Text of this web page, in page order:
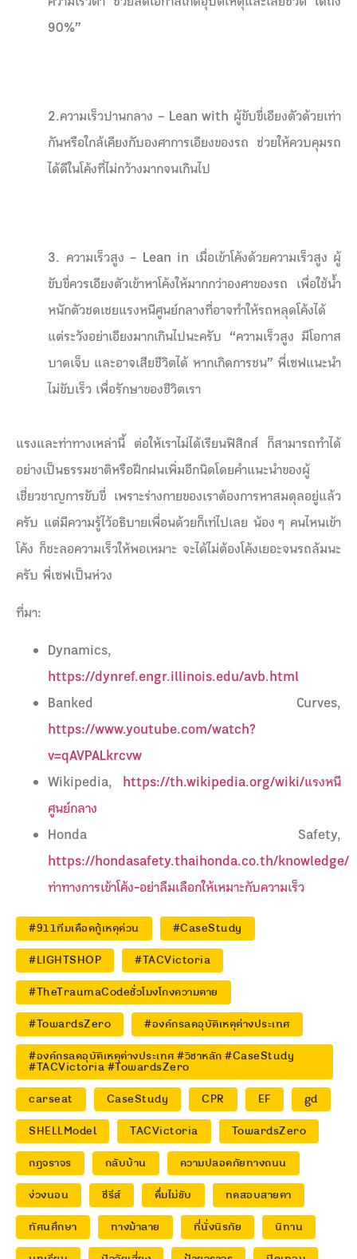
90%”
2.ความเร็วปานกลาง – Lean with ผู้ขับขี่เอียงตัวด้วยเท่า
กันหรือใกล้เคียงกับองศาการเอียงของรถ ช่วยให้ควบคุมรถ
ได้ดีในโค้งที่ไม่กว้างมากจนเกินไป
3. ความเร็วสูง – Lean in เมื่อเข้าโค้งด้วยความเร็วสูง ผู้
ขับขี่ควรเอียงตัวเข้าหาโค้งให้มากกว่าองศาของรถ เพื่อใช้น้ำ
หนักตัวชดเชยแรงหนีศูนย์กลางที่อาจทำให้รถหลุดโค้งได้
แต่ระวังอย่าเอียงมากเกินไปนะครับ “ความเร็วสูง มีโอกาส
บาดเจ็บ และอาจเสียชีวิตได้ หากเกิดการชน” พี่เซฟแนะนำ
ไม่ขับเร็ว เพื่อรักษาของชีวิตเรา
แรงและท่าทางเหล่านี้ ต่อให้เราไม่ได้เรียนฟิสิกส์ ก็สามารถทำได้
อย่างเป็นธรรมชาติหรือฝึกฝนเพิ่มอีกนิดโดยคำแนะนำของผู้
เชี่ยวชาญการขับขี่ เพราะร่างกายของเราต้องการหาสมดุลอยู่แล้ว
ครับ แต่มีความรู้ไว้อธิบายเพื่อนด้วยก็เท่ไปเลย น้อง ๆ คนไหนเข้า
โค้ง ก็ชะลอความเร็วให้พอเหมาะ จะได้ไม่ต้องโค้งเยอะจนรถล้มนะ
ครับ พี่เซฟเป็นห่วง
ที่มา:
Dynamics,
https://dynref.engr.illinois.edu/avb.html
Banked Curves,
https://www.youtube.com/watch?
v=qAVPALkrcvw
Wikipedia, https://th.wikipedia.org/wiki/แรงหนี
ศูนย์กลาง
Honda Safety,
https://hondasafety.thaihonda.co.th/knowledge/
ท่าทางการเข้าโค้ง-อย่าลืมเลือกให้เหมาะกับความเร็ว
#911ทีมเดือดกู้เหตุด่วน
#CaseStudy
#LIGHTSHOP
#TACVictoria
#TheTraumaCodeชั่วโมงโกงความตาย
#TowardsZero
#องค์กรลดอุบัติเหตุต่างประเทศ
#องค์กรลดอุบัติเหตุต่างประเทศ #วิชาหลัก #CaseStudy
#TACVictoria #TowardsZero
carseat
CaseStudy CPR EF
gd
SHELLModel
TACVictoria
TowardsZero
กฎจราจร
กลับบ้าน
ความปลอดภัยทางถนน
ง่วงนอน
ซีรีส์ ดื่มไม่ขับ
ทดสอบสายตา
ทัศนศึกษา
ทางม้าลาย ที่นั่งนิรภัย
นิทาน